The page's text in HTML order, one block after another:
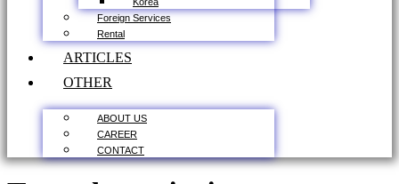
Foreign Services
Rental
ARTICLES
OTHER
ABOUT US
CAREER
CONTACT